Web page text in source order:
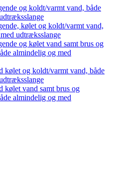
og koldt/varmt vand, både
kølet og koldt/varmt vand,
udtræksslange
og kølet vand samt brus og
almindelig og med
kølet og koldt/varmt vand, både
kølet vand samt brus og
almindelig og med